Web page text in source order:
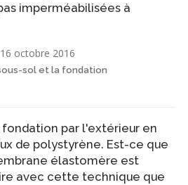
imperméabilisées à
16 octobre 2016
sol et la fondation
par l'extérieur en
de polystyrène. Est-ce que
élastomère est
avec cette technique que